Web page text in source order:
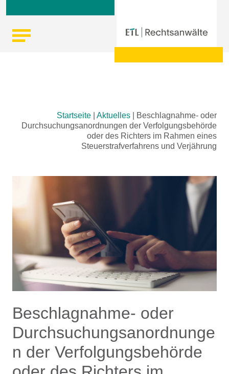
content
Startseite Aktuelles
Beschlagnahme- oder
Durchsuchungsanordnungen der Verfolgungsbehörde
oder des Richters im Rahmen eines
Steuerstrafverfahrens und Verjährung
Beschlagnahme- oder
Durchsuchungsanordnunge
n der Verfolgungsbehörde